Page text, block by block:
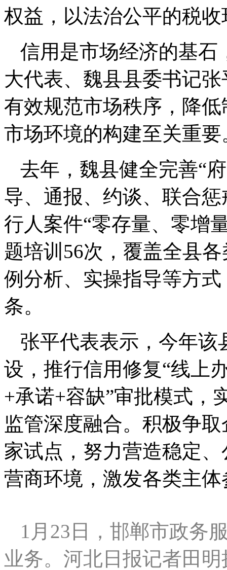
权益，以法治公平的税
信用是市场经济的基石
大代表、魏县县委书记
有效规范市场秩序，降
市场环境的构建至关重要
去年，魏县健全完善“
导、通报、约谈、联合
行人案件“零存量、零增
题培训56次，覆盖全县
例分析、实操指导等方
条。
张平代表表示，今年该
设，推行信用修复“线上
+承诺+容缺”审批模式，
监管深度融合。积极争
家试点，努力营造稳定
营商环境，激发各类主
1月23日，邯郸市政务
业务。河北日报记者田明